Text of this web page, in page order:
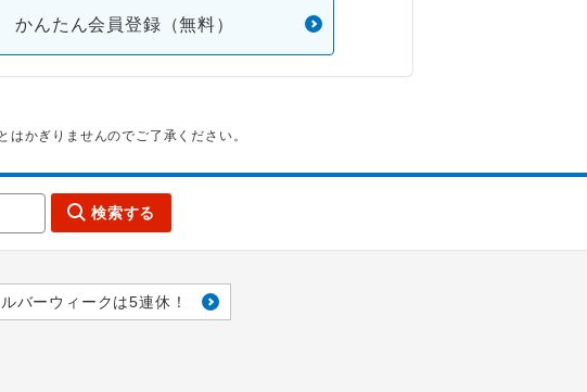
かんたん会員登録（無料）
かぎりませんのでご了承ください。
検索する
バーウィークは5連休！